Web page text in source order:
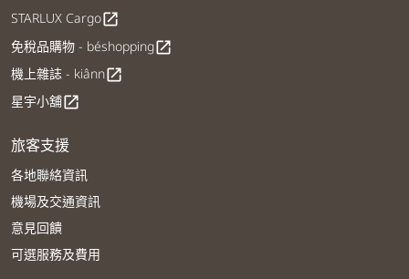
STARLUX Cargoopen_in_new
免稅品購物 - béshoppingopen_in_new
機上雜誌 - kiânnopen_in_new
星宇小舖open_in_new
旅客支援
各地聯絡資訊
機場及交通資訊
意見回饋
可選服務及費用